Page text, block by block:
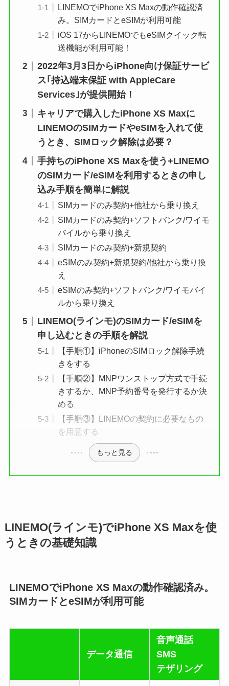
LINEMOでiPhone XS Maxの動作確認済
み。SIMカードとeSIMが利用可能
iOS 17からLINEMOでもeSIMクイック転
送機能が利用可能！
2022年3月3日からiPhone向け保証サービ
ス｢持込端末保証 with AppleCare
Services｣が提供開始！
キャリアで購入したiPhone XS Maxに
LINEMOのSIMカードやeSIMを入れて使
うとき、SIMロック解除は必要？
手持ちのiPhone XS Maxを使う+LINEMO
のSIMカード/eSIMを利用するときの申し
込み手順を簡単に解説
SIMカードのみ契約+他社から乗り換え
SIMカードのみ契約+ソフトバンク/ワイモ
バイルから乗り換え
SIMカードのみ契約+新規契約
eSIMのみ契約+新規契約/他社から乗り換
え
eSIMのみ契約+ソフトバンク/ワイモバイ
ルから乗り換え
LINEMO(ラインモ)のSIMカード/eSIMを
申し込むときの手順を解説
【手順①】iPhoneのSIMロック解除手続
きをする
【手順②】MNPワンストップ方式で手続
きするか、MNP予約番号を発行するか決
める
【手順③】LINEMOの契約に必要なもの
を用意する
もっと見る
LINEMO(ラインモ)でiPhone XS Maxを使
うときの基礎知識
LINEMOでiPhone XS Maxの動作確認済み。
SIMカードとeSIMが利用可能
データ通信
音声通話
SMS
テザリング